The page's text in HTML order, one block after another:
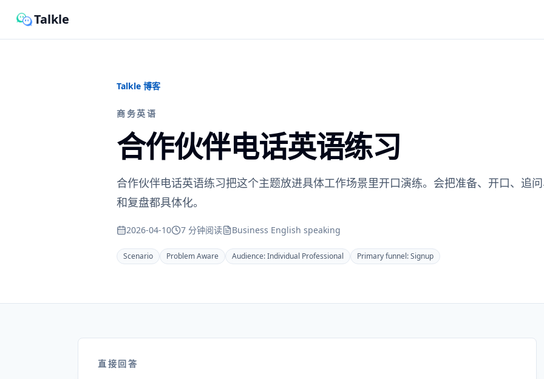
Talkle
Talkle 博客
商务英语
合作伙伴电话英语练习
合作伙伴电话英语练习把这个主题放进具体工作场景里开口演练。会把准备、开口、追
和复盘都具体化。
2026-04-10 7 分钟阅读 Business English speaking
Scenario Problem Aware Audience:Individual Professional Primary funnel:Signup
直接回答